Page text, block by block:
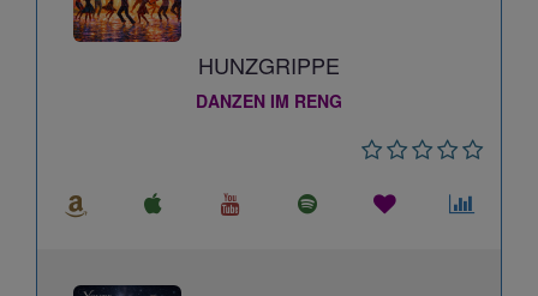
HUNZGRIPPE
DANZEN IM RENG